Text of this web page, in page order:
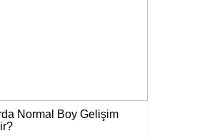
Normal Boy Gelişim